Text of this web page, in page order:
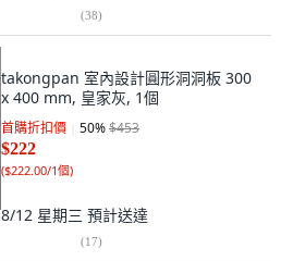
(38)
takongpan 室內設計圓形洞洞板 300
x 400 mm, 皇家灰, 1個
首購折扣價 50%$453
$222
($222.00/1個)
8/12 星期三 預計送達
(17)